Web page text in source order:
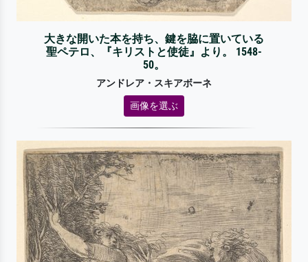
大きな開いた本を持ち、鍵を脇に置いている
聖ペテロ、『キリストと使徒』より。 1548-
50。
アンドレア・スキアボーネ
画像を選ぶ